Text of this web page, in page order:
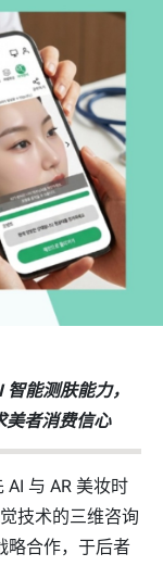
能测肤能力，
美者消费信心
AI 与 AR 美妆时
技术的三维咨询
略合作，于后者